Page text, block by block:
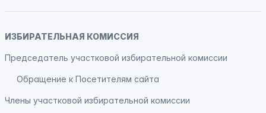
ИЗБИРАТЕЛЬНАЯ КОМИССИЯ
Председатель участковой избирательной комиссии
Обращение к Посетителям сайта
Члены участковой избирательной комиссии